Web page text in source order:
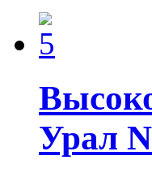
Урал